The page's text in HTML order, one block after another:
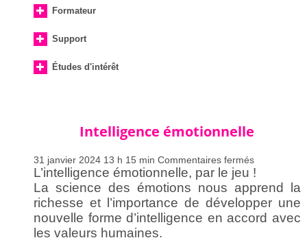
ICI
Formateur
Support
Études d'intérêt
MBCT,
MBSR,
MBRP
Intelligence émotionnelle
31 janvier 2024 13 h 15 min Commentaires ferméssur
Intelligence
L’intelligence émotionnelle, par le jeu !
La science des émotions nous apprend la
richesse et l’importance de développer une
nouvelle forme d’intelligence en accord avec
les valeurs humaines.